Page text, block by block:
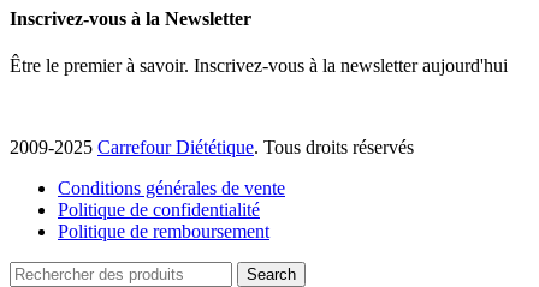
Inscrivez-vous à la Newsletter
Être le premier à savoir. Inscrivez-vous à la newsletter aujourd'hui
2009-2025 Carrefour Diététique. Tous droits réservés
Conditions générales de vente
Politique de confidentialité
Politique de remboursement
Search